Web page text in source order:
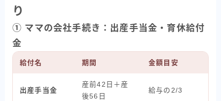
り
① ママの会社手続き：出産手当金・育休給付
金
給付名 期間 金額目安
出産手当金
産前42日＋産
後56日
給与の2/3